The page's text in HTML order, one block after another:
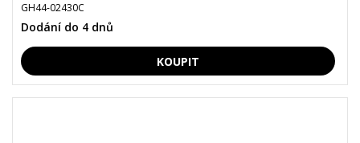
GH44-02430C
Dodání do 4 dnů